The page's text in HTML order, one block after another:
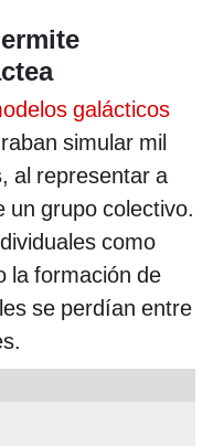
galácticos
simular mil
, al representar a
un grupo colectivo.
como
la formación de
se perdían entre